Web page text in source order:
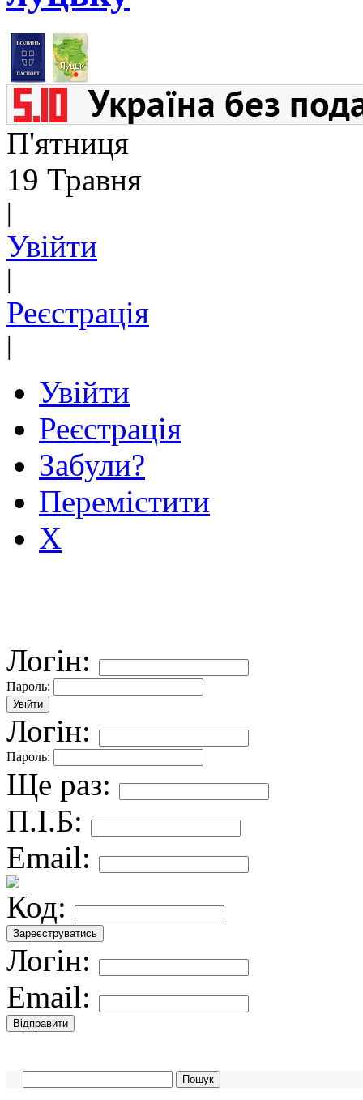
П'ятниця
19 Травня
|
Увійти
|
Реєстрація
|
Увійти
Реєстрація
Забули?
Перемістити
X
Логін:
Пароль:
Логін:
Пароль:
Ще раз:
П.І.Б:
Email:
Код:
Логін:
Email: